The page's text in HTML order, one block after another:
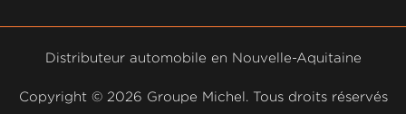
Distributeur automobile en Nouvelle-Aquitaine
Copyright © 2026 Groupe Michel. Tous droits réservés